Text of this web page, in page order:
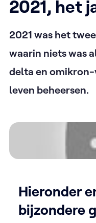
2021, het
2021 was het
waarin niets was
delta en
leven beheersen.
Video
Hieronder
bijzondere